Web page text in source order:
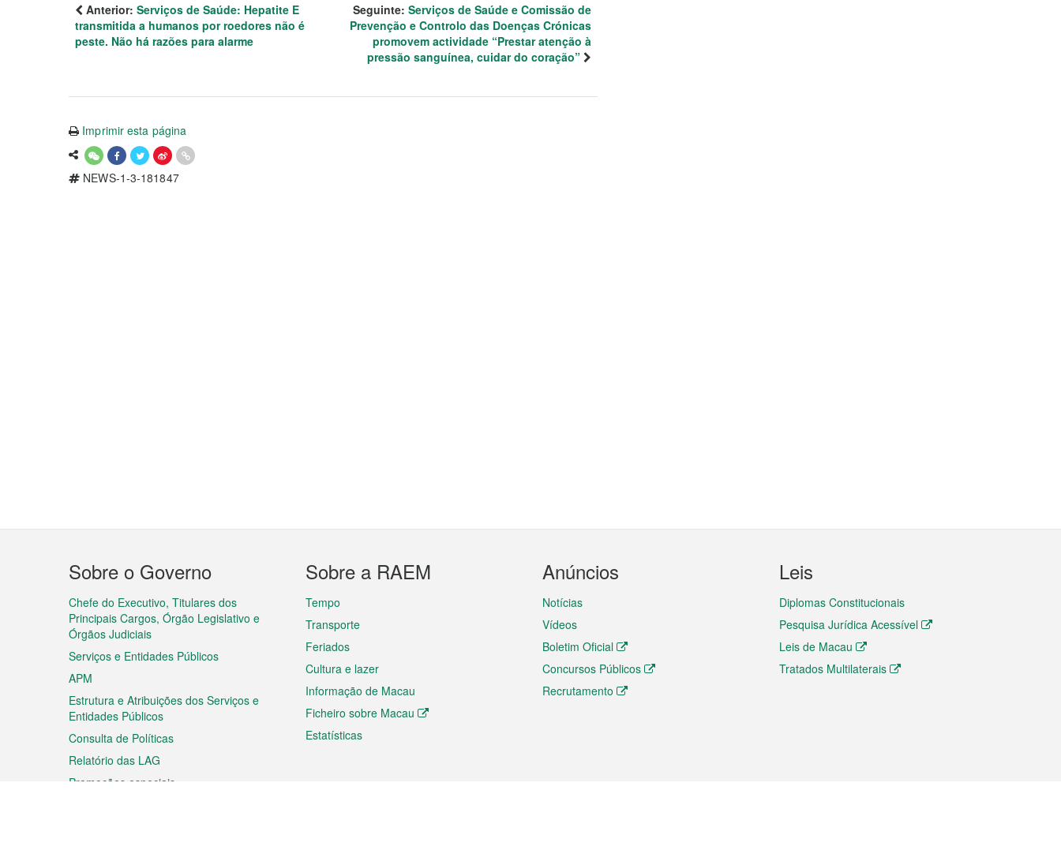
Anterior: Serviços de Saúde: Hepatite E
transmitida a humanos por roedores não é
peste. Não há razões para alarme
Seguinte: Serviços de Saúde e Comissão de
Prevenção e Controlo das Doenças Crónicas
promovem actividade “Prestar atenção à
pressão sanguínea, cuidar do coração”
Imprimir esta página
NEWS-1-3-181847
Menu
do
rodapé
Sobre o Governo
Chefe do Executivo, Titulares dos
Principais Cargos, Órgão Legislativo e
Órgãos Judiciais
Serviços e Entidades Públicos
APM
Estrutura e Atribuições dos Serviços e
Entidades Públicos
Consulta de Políticas
Relatório das LAG
Promoções especiais
Sobre a RAEM
Tempo
Transporte
Feriados
Cultura e lazer
Informação de Macau
Ficheiro sobre Macau
Estatísticas
Anúncios
Notícias
Vídeos
Boletim Oficial
Concursos Públicos
Recrutamento
Leis
Diplomas Constitucionais
Pesquisa Jurídica Acessível
Leis de Macau
Tratados Multilaterais